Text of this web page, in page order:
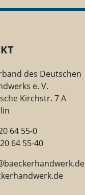
des Deutschen
e. V.
Kirchstr. 7 A
64 55-0
64 55-40